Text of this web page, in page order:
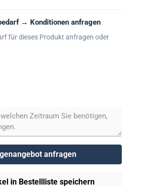
→ Konditionen anfragen
für dieses Produkt anfragen oder
anfragen
in Bestellliste speichern